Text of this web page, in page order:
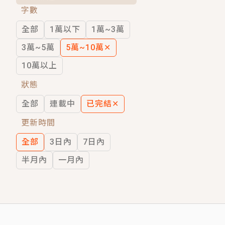
穿越｜《穿越遠古後成了野人娘子》你
字數
全部
1萬以下
1萬~3萬
3萬~5萬
5萬~10萬 ✕
10萬以上
狀態
全部
連載中 已完結✕
更新時間
全部
3日內
7日內
半月內
一月內